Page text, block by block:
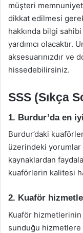
müşteri
dikkat edilmesi
hakkında bilgi
yardımcı olacaktır.
aksesuarınızdır ve
hissedebilirsiniz.
SSS (Sıkça
1. Burdur’da en
Burdur’daki
üzerindeki
kaynaklardan
kuaförlerin kalitesi
2. Kuaför
Kuaför
sunduğu